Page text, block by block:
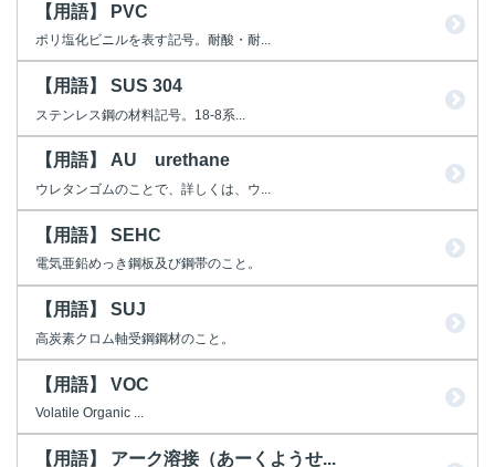
【用語】 PVC
ポリ塩化ビニルを表す記号。耐酸・耐...
【用語】 SUS 304
ステンレス鋼の材料記号。18-8系...
【用語】 AU urethane
ウレタンゴムのことで、詳しくは、ウ...
【用語】 SEHC
電気亜鉛めっき鋼板及び鋼帯のこと。
【用語】 SUJ
高炭素クロム軸受鋼鋼材のこと。
【用語】 VOC
Volatile Organic ...
【用語】 アーク溶接（あーくようせ...